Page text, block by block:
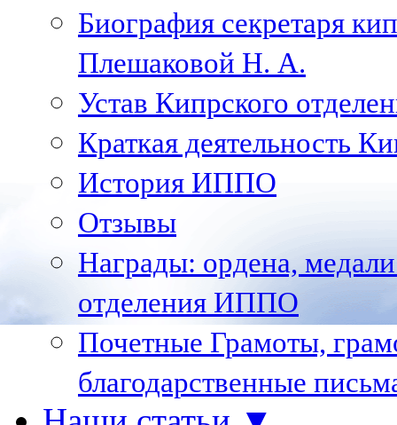
Биография секретаря
Плешаковой Н. А.
Устав Кипрского
Краткая деятельность
История ИППО
Отзывы
Награды: ордена,
отделения ИППО
Почетные Грамоты,
благодарственные